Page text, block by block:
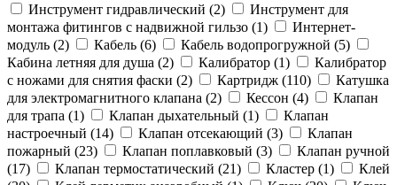
Инструмент гидравлический (2)
Инструмент для
монтажа фитингов с надвижной гильзо (1)
Интернет-
модуль (2) Кабель (6) Кабель водопрогружной (5)
Кабина летняя для душа (2) Калибратор (1)
Калибратор
с ножами для снятия фаски (2) Картридж (110)
Катушка
для электромагнитного клапана (2) Кессон (4)
Клапан
для трапа (1) Клапан дыхательный (1)
Клапан
настроечный (14) Клапан отсекающий (3)
Клапан
пожарный (23) Клапан поплавковый (3)
Клапан ручной
(17) Клапан термостатический (21) Кластер (1)
Клей